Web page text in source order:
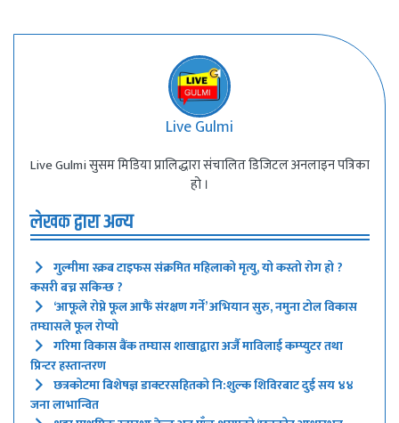
Live Gulmi
Live Gulmi सुसम मिडिया प्रालिद्धारा संचालित डिजिटल अनलाइन पत्रिका
हो ।
लेखक द्वारा अन्य
गुल्मीमा स्क्रब टाइफस संक्रमित महिलाको मृत्यु, यो कस्तो रोग हो ?
कसरी बच्न सकिन्छ ?
‘आफूले रोप्ने फूल आफैं संरक्षण गर्ने’ अभियान सुरु, नमुना टोल विकास
तम्घासले फूल रोप्यो
गरिमा विकास बैंक तम्घास शाखाद्वारा अर्जै माविलाई कम्प्युटर तथा
प्रिन्टर हस्तान्तरण
छत्रकोटमा बिशेषज्ञ डाक्टरसहितको नि:शुल्क शिविरबाट दुई सय ४४
जना लाभान्वित